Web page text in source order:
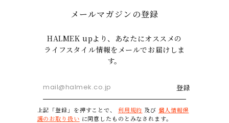
メールマガジンの登録
HALMEK upより、あなたにオススメの
ライフスタイル情報をメールでお届けしま
す。
登録
上記「登録」を押すことで、 利用規約 及び 個人情報保
護のお取り扱い に同意したものとみなされます。